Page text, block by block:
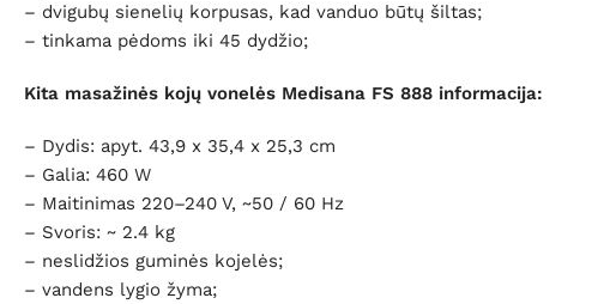
– dvigubų sienelių korpusas, kad vanduo būtų šiltas;
– tinkama pėdoms iki 45 dydžio;
Kita masažinės kojų vonelės Medisana FS 888 informacija:
– Dydis: apyt. 43,9 x 35,4 x 25,3 cm
– Galia: 460 W
– Maitinimas 220–240 V, ~50 / 60 Hz
– Svoris: ~ 2.4 kg
– neslidžios guminės kojelės;
– vandens lygio žyma;